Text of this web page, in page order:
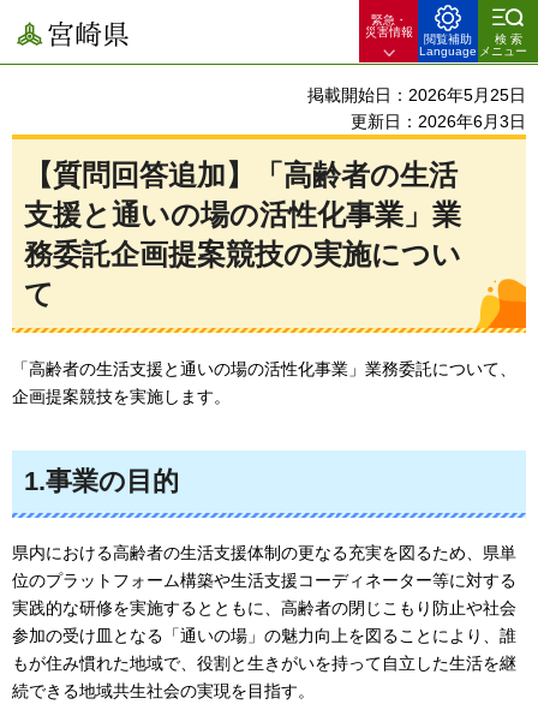
宮崎県
緊急・
災害情報
閲覧補助
Language
検索
メニュー
掲載開始日：2026年5月25日
更新日：2026年6月3日
【質問回答追加】「 高齢者の生活
支援と通いの場の活性化事業 」業
務委託企画提案競技の実施につい
て
「高齢者の生活支援と通いの場の活性化事業」業務委託について、
企画提案競技を実施します。
1.事業の目的
県内における高齢者の生活支援体制の更なる充実を図るため、県単
位のプラットフォーム構築や生活支援コーディネーター等に対する
実践的な研修を実施するとともに、高齢者の閉じこもり防止や社会
参加の受け皿となる「通いの場」の魅力向上を図ることにより、誰
もが住み慣れた地域で、役割と生きがいを持って自立した生活を継
続できる地域共生社会の実現を目指す。